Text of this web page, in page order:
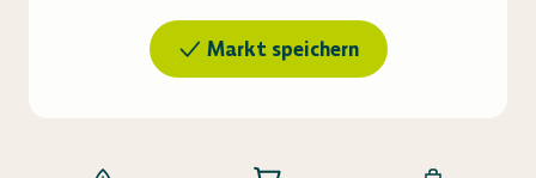
Markt speichern